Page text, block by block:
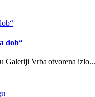
dob“
Galeriji Vrba otvorena izlo...